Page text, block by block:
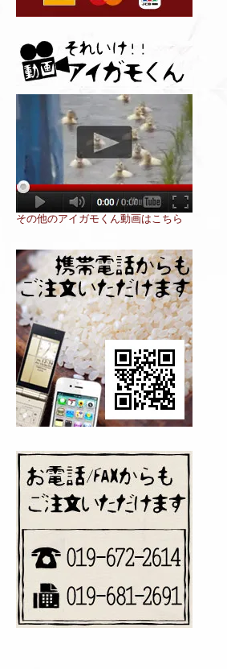
その他のアイガモくん動画はこちら